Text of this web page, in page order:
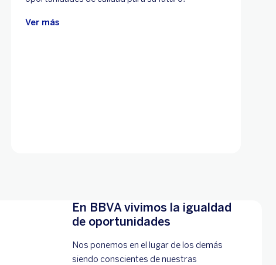
Ver más
En BBVA vivimos la igualdad
de oportunidades
Nos ponemos en el lugar de los demás
siendo conscientes de nuestras